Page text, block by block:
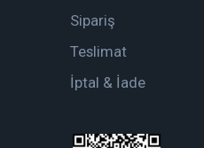
Sipariş
Teslimat
İptal & İade